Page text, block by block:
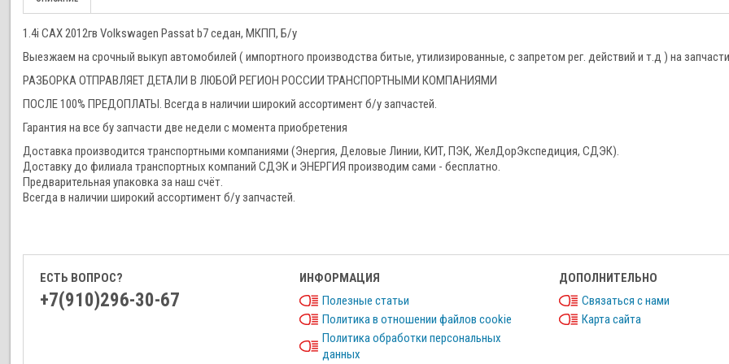
1.4i CAX 2012гв Volkswagen Passat b7 седан, МКПП, Б/у
Выезжаем на срочный выкуп автомобилей ( импортного производства битые, утилизированные, с запретом рег. действий и т.д ) на
РАЗБОРКА ОТПРАВЛЯЕТ ДЕТАЛИ В ЛЮБОЙ РЕГИОН РОССИИ ТРАНСПОРТНЫМИ КОМПАНИЯМИ
ПОСЛЕ 100% ПРЕДОПЛАТЫ. Всегда в наличии широкий ассортимент б/у запчастей.
Гарантия на все бу запчасти две недели с момента приобретения
Доставка производится транспортными компаниями (Энергия, Деловые Линии, КИТ, ПЭК, ЖелДорЭкспедиция, СДЭК).
Доставку до филиала транспортных компаний СДЭК и ЭНЕРГИЯ производим сами - бесплатно.
Предварительная упаковка за наш счёт.
Всегда в наличии широкий ассортимент б/у запчастей.
ЕСТЬ ВОПРОС?
+7(910)296-30-67
ИНФОРМАЦИЯ
Полезные статьи
Политика в отношении файлов cookie
Политика обработки персональных
данных
ДОПОЛНИТЕЛЬНО
Связаться с нами
Карта сайта